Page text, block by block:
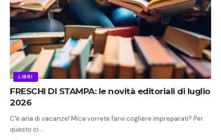
LIBRI
FRESCHI DI STAMPA: le novità editoriali di luglio
2026
C'è aria di vacanze! Mica vorrete farvi cogliere impreparati? Per
questo ci…